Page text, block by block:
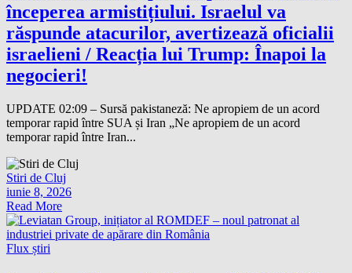
începerea armistițiului. Israelul va
răspunde atacurilor, avertizează oficialii
israelieni / Reacția lui Trump: Înapoi la
negocieri!
UPDATE 02:09 – Sursă pakistaneză: Ne apropiem de un acord
temporar rapid între SUA și Iran „Ne apropiem de un acord
temporar rapid între Iran...
Stiri de Cluj
iunie 8, 2026
Read More
Flux știri